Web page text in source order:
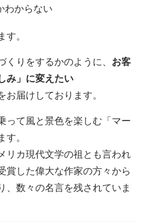
わからない
す。
くりをするかのように、 お客
み」に変えたい
お届けしております。
って風と景色を楽しむ「マー
す。
リカ現代文学の祖とも言われ
賞した偉大な作家の方々から
、数々の名言を残されていま